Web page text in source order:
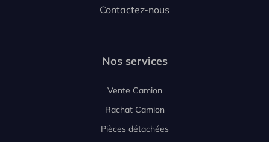
Contactez-nous
Nos services
Vente Camion
Rachat Camion
Pièces détachées